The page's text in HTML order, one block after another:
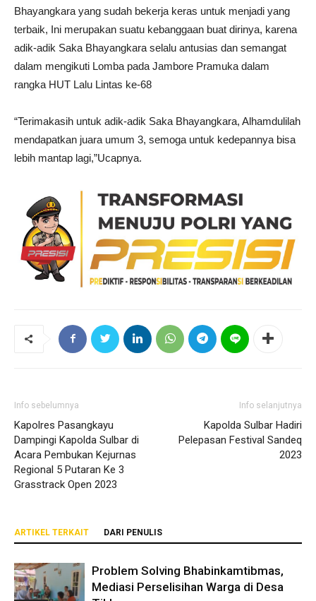
Bhayangkara yang sudah bekerja keras untuk menjadi yang
terbaik, Ini merupakan suatu kebanggaan buat dirinya, karena
adik-adik Saka Bhayangkara selalu antusias dan semangat
dalam mengikuti Lomba pada Jambore Pramuka dalam
rangka HUT Lalu Lintas ke-68
“Terimakasih untuk adik-adik Saka Bhayangkara, Alhamdulilah
mendapatkan juara umum 3, semoga untuk kedepannya bisa
lebih mantap lagi,”Ucapnya.
Info sebelumnya
Kapolres Pasangkayu
Dampingi Kapolda Sulbar di
Acara Pembukan Kejurnas
Regional 5 Putaran Ke 3
Grasstrack Open 2023
Info selanjutnya
Kapolda Sulbar Hadiri
Pelepasan Festival Sandeq
2023
ARTIKEL TERKAIT DARI PENULIS
Problem Solving Bhabinkamtibmas,
Mediasi Perselisihan Warga di Desa